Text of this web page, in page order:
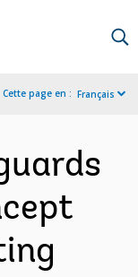
Cette page en : Français